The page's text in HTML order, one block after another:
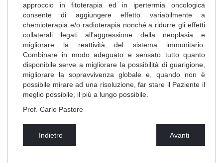
approccio in fitoterapia ed in ipertermia oncologica
consente di aggiungere effetto variabilmente a
chemioterapia e/o radioterapia nonché a ridurre gli effetti
collaterali legati all'aggressione della neoplasia e
migliorare la reattività del sistema immunitario.
Combinare in modo adeguato e sensato tutto quanto
disponibile serve a migliorare la possibilità di guarigione,
migliorare la sopravvivenza globale e, quando non è
possibile mirare ad una risoluzione, far stare il Paziente il
meglio possibile, il più a lungo possibile.
Prof. Carlo Pastore
Indietro Avanti